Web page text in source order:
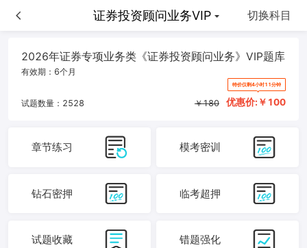
证券投资顾问业务VIP 切换科目
证券投资顾问业务VIP
2026年证券专项业务类《证券投资顾问业务》VIP题库
有效期： 6个月
试题数量： 2528 ￥180
特价仅剩4小时11分钟
优惠价:￥ 100
章节练习 模考密训
钻石密押 临考超押
试题收藏 错题强化